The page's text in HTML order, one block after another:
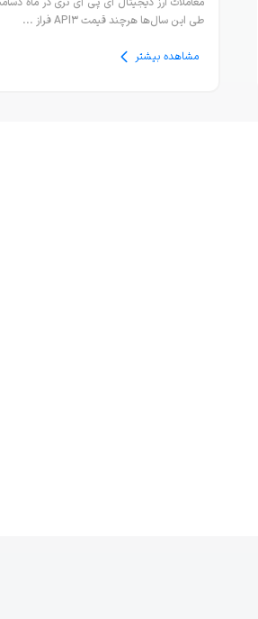
طی این سال‌ها هرچند قیمت API3 فراز ...
مشاهده بیشتر